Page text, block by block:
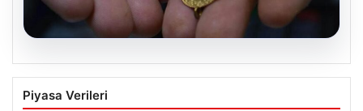
Altın fiyatları canlı 14 Nisan 2026: Altın
fiyatları ne kadar oldu? Gram, çeyrek,
Piyasa Verileri